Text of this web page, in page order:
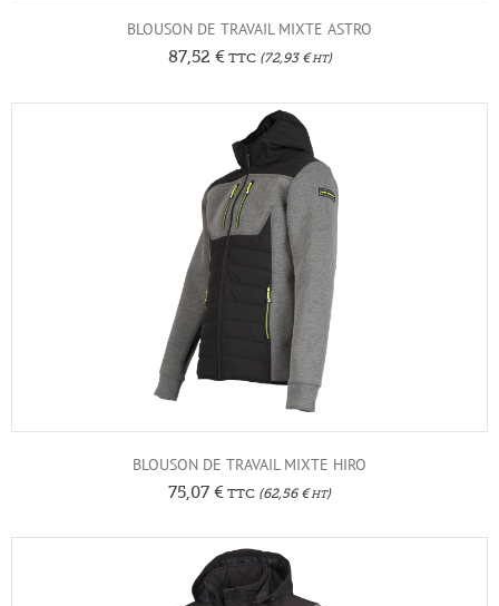
BLOUSON DE TRAVAIL MIXTE ASTRO
87,52 €TTC(72,93 €HT)
BLOUSON DE TRAVAIL MIXTE HIRO
75,07 € TTC (62,56 €HT)